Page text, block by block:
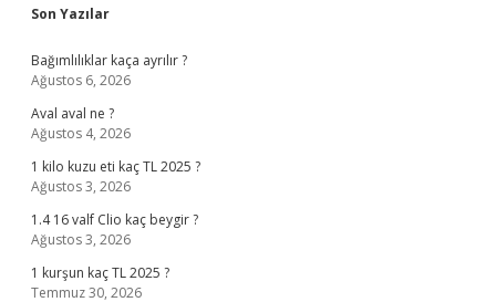
Sidebar
Son Yazılar
Bağımlılıklar kaça ayrılır ?
Ağustos 6, 2026
Aval aval ne ?
Ağustos 4, 2026
1 kilo kuzu eti kaç TL 2025 ?
Ağustos 3, 2026
1.4 16 valf Clio kaç beygir ?
Ağustos 3, 2026
1 kurşun kaç TL 2025 ?
Temmuz 30, 2026